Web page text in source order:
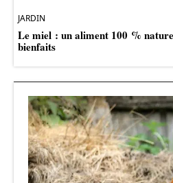
JARDIN
Le miel : un aliment 100 %
bienfaits